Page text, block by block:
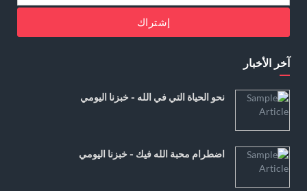
إشتراك
آخر الأخبار
نحو الحياة التي في الله - خبزنا اليومي
اضطرام محبة الله فيك - خبزنا اليومي